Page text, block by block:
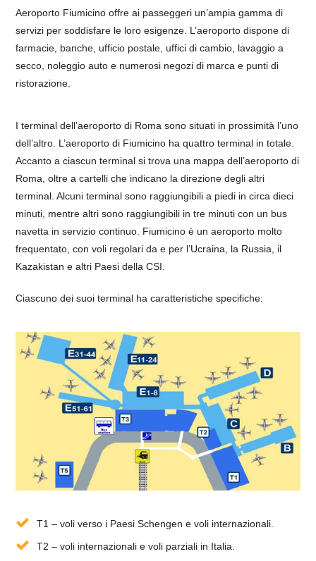
Aeroporto Fiumicino offre ai passeggeri un’ampia gamma di
servizi per soddisfare le loro esigenze. L’aeroporto dispone di
farmacie, banche, ufficio postale, uffici di cambio, lavaggio a
secco, noleggio auto e numerosi negozi di marca e punti di
ristorazione.
I terminal dell’aeroporto di Roma sono situati in prossimità l’uno
dell’altro. L’aeroporto di Fiumicino ha quattro terminal in totale.
Accanto a ciascun terminal si trova una mappa dell’aeroporto di
Roma, oltre a cartelli che indicano la direzione degli altri
terminal. Alcuni terminal sono raggiungibili a piedi in circa dieci
minuti, mentre altri sono raggiungibili in tre minuti con un bus
navetta in servizio continuo. Fiumicino è un aeroporto molto
frequentato, con voli regolari da e per l’Ucraina, la Russia, il
Kazakistan e altri Paesi della CSI.
Ciascuno dei suoi terminal ha caratteristiche specifiche:
T1 – voli verso i Paesi Schengen e voli internazionali.
T2 – voli internazionali e voli parziali in Italia.